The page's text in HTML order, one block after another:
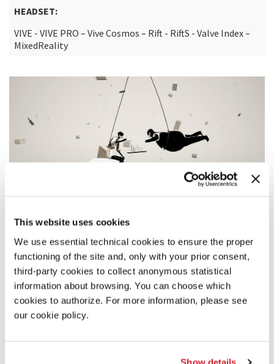
This website uses cookies
We use essential technical cookies to ensure the proper
functioning of the site and, only with your prior consent,
third-party cookies to collect anonymous statistical
information about browsing. You can choose which
cookies to authorize. For more information, please see
our cookie policy.
HEADSET:
VIVE - VIVE PRO – Vive Cosmos – Rift - RiftS - Valve Index –
MixedReality
SINOSSI
Gravidade VRè un viaggio scatenato in un mondo caotico. In
questa esperienza, si seguono gli ultimi attimi della vita di
due fratelli che cadono nel vuoto per quindici minuti. Un